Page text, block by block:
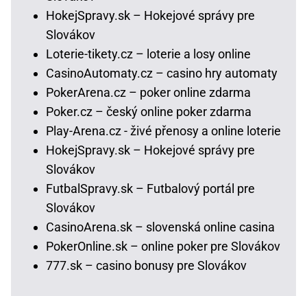
HokejSpravy.sk – Hokejové správy pre
Slovákov
Loterie-tikety.cz – loterie a losy online
CasinoAutomaty.cz – casino hry automaty
PokerArena.cz – poker online zdarma
Poker.cz – český online poker zdarma
Play-Arena.cz - živé přenosy a online loterie
HokejSpravy.sk – Hokejové správy pre
Slovákov
FutbalSpravy.sk – Futbalový portál pre
Slovákov
CasinoArena.sk – slovenská online casina
PokerOnline.sk – online poker pre Slovákov
777.sk – casino bonusy pre Slovákov